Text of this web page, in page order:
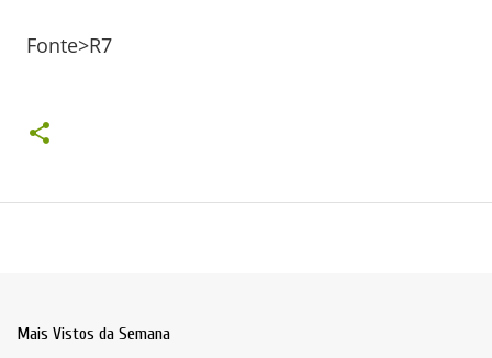
Fonte>R7
Mais Vistos da Semana